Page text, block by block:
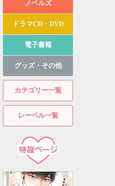
ノベルズ
ドラマCD・DVD
電子書籍
グッズ・その他
カテゴリー一覧
レーベル一覧